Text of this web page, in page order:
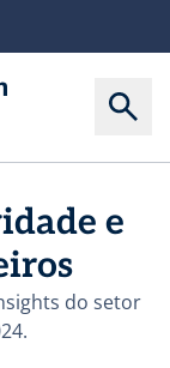
e
do setor